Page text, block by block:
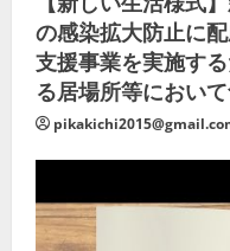
の感染拡大防止に
支援事業を実施す
る居場所等におい